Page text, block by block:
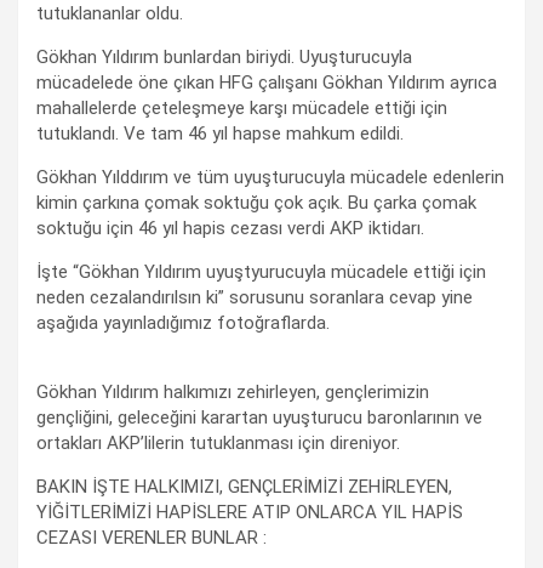
tutuklananlar oldu.
Gökhan Yıldırım bunlardan biriydi. Uyuşturucuyla
mücadelede öne çıkan HFG çalışanı Gökhan Yıldırım ayrıca
mahallelerde çeteleşmeye karşı mücadele ettiği için
tutuklandı. Ve tam 46 yıl hapse mahkum edildi.
Gökhan Yılddırım ve tüm uyuşturucuyla mücadele edenlerin
kimin çarkına çomak soktuğu çok açık. Bu çarka çomak
soktuğu için 46 yıl hapis cezası verdi AKP iktidarı.
İşte “Gökhan Yıldırım uyuştyurucuyla mücadele ettiği için
neden cezalandırılsın ki” sorusunu soranlara cevap yine
aşağıda yayınladığımız fotoğraflarda.
Gökhan Yıldırım halkımızı zehirleyen, gençlerimizin
gençliğini, geleceğini karartan uyuşturucu baronlarının ve
ortakları AKP’lilerin tutuklanması için direniyor.
BAKIN İŞTE HALKIMIZI, GENÇLERİMİZİ ZEHİRLEYEN,
YİĞİTLERİMİZİ HAPİSLERE ATIP ONLARCA YIL HAPİS
CEZASI VERENLER BUNLAR :